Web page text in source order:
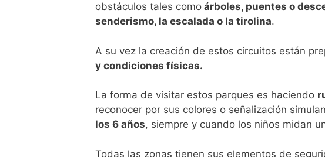
obstáculos tales como árboles, puentes o
senderismo, la escalada o la tirolina.
A su vez la creación de estos circuitos están
y condiciones físicas.
La forma de visitar estos parques es haciendo
reconocer por sus colores o señalización
los 6 años, siempre y cuando los niños midan
Todas las zonas tienen sus elementos de